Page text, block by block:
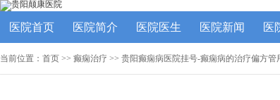
医院首页 医院简介 医院医生 医院新闻 医
当前位置： 首页 >> 癫痫治疗 >> 贵阳癫痫病医院挂号-癫痫病的治疗偏方管